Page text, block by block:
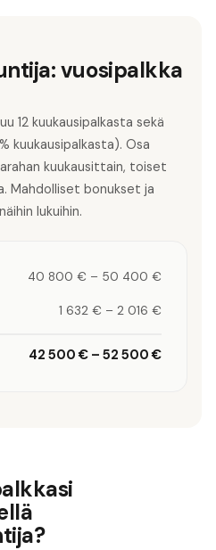
vuosipalkka
12 kuukausipalkasta sekä
kuukausipalkasta). Osa
kuukausittain, toiset
Mahdolliset bonukset ja
lukuihin.
40 800 € – 50 400 €
1 632 € – 2 016 €
42 500 € – 52 500 €